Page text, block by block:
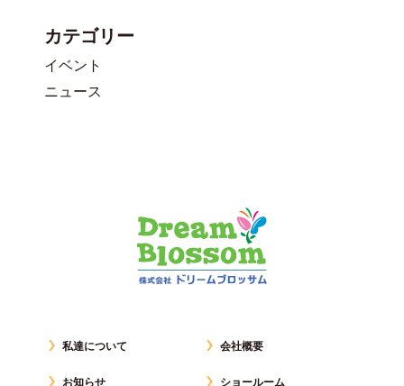
カテゴリー
イベント
ニュース
私達について
お知らせ
会社概要
ショールーム